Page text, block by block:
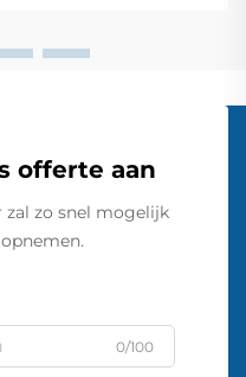
offerte aan
zo snel mogelijk
0/100